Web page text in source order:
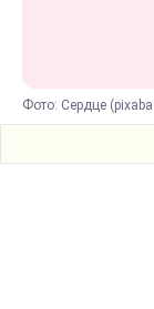
Фото: Сердце